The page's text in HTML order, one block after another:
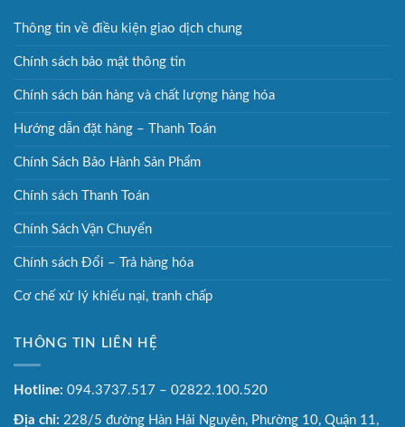
Thông tin về điều kiện giao dịch chung
Chính sách bảo mật thông tin
Chính sách bán hàng và chất lượng hàng hóa
Hướng dẫn đặt hàng – Thanh Toán
Chính Sách Bảo Hành Sản Phẩm
Chính sách Thanh Toán
Chính Sách Vận Chuyển
Chính sách Đổi – Trả hàng hóa
Cơ chế xử lý khiếu nại, tranh chấp
THÔNG TIN LIÊN HỆ
Hotline: 094.3737.517 – 02822.100.520
Địa chỉ: 228/5 đường Hàn Hải Nguyên, Phường 10, Quận 11,